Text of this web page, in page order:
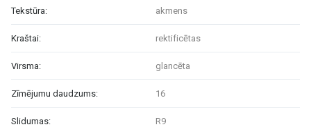
Tekstūra: akmens
Kraštai: rektificētas
Virsma: glancēta
Zīmējumu daudzums: 16
Slidumas: R9